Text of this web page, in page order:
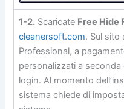
1-2. Scaricate Free Hide
cleanersoft.com. Sul sito
Professional, a
personalizzati a seconda
login. Al momento
sistema chiede di